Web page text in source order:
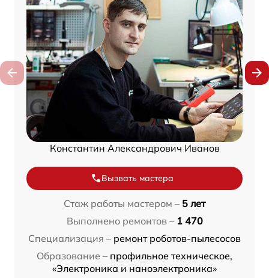
Константин Александрович Иванов
Вызвать мастера
Стаж работы мастером – 5 лет
Выполнено ремонтов – 1 470
Специализация – ремонт роботов-пылесосов
Образование – профильное техническое,
«Электроника и наноэлектроника»